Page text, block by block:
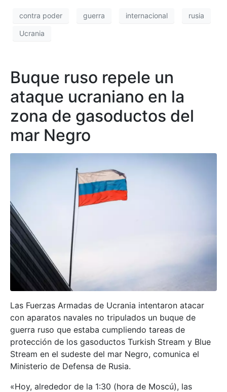
contra poder guerra internacional rusia
Ucrania
Buque ruso repele un
ataque ucraniano en la
zona de gasoductos del
mar Negro
Las Fuerzas Armadas de Ucrania intentaron atacar
con aparatos navales no tripulados un buque de
guerra ruso que estaba cumpliendo tareas de
protección de los gasoductos Turkish Stream y Blue
Stream en el sudeste del mar Negro, comunica el
Ministerio de Defensa de Rusia.
«Hoy, alrededor de la 1:30 (hora de Moscú), las